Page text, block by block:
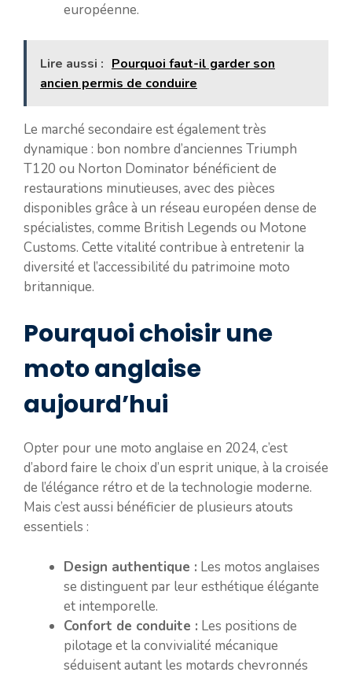
européenne.
Lire aussi : Pourquoi faut-il garder son
ancien permis de conduire
Le marché secondaire est également très
dynamique : bon nombre d’anciennes Triumph
T120 ou Norton Dominator bénéficient de
restaurations minutieuses, avec des pièces
disponibles grâce à un réseau européen dense de
spécialistes, comme British Legends ou Motone
Customs. Cette vitalité contribue à entretenir la
diversité et l’accessibilité du patrimoine moto
britannique.
Pourquoi choisir une
moto anglaise
aujourd’hui
Opter pour une moto anglaise en 2024, c’est
d’abord faire le choix d’un esprit unique, à la croisée
de l’élégance rétro et de la technologie moderne.
Mais c’est aussi bénéficier de plusieurs atouts
essentiels :
Design authentique : Les motos anglaises
se distinguent par leur esthétique élégante
et intemporelle.
Confort de conduite : Les positions de
pilotage et la convivialité mécanique
séduisent autant les motards chevronnés